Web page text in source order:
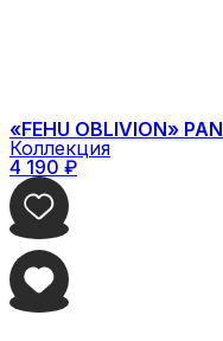
«FEHU OBLIVION»
Коллекция
4 190 ₽